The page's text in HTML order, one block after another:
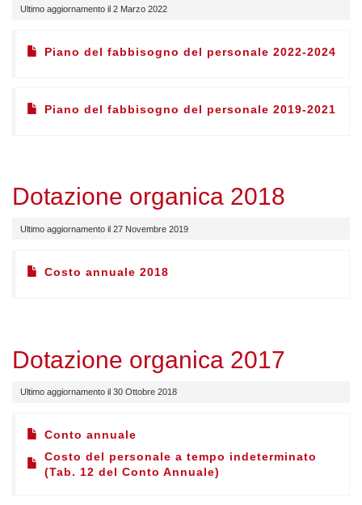
Ultimo aggiornamento il 2 Marzo 2022
Piano del fabbisogno del personale 2022-2024
Piano del fabbisogno del personale 2019-2021
Dotazione organica 2018
Ultimo aggiornamento il 27 Novembre 2019
Costo annuale 2018
Dotazione organica 2017
Ultimo aggiornamento il 30 Ottobre 2018
Conto annuale
Costo del personale a tempo indeterminato
(Tab. 12 del Conto Annuale)